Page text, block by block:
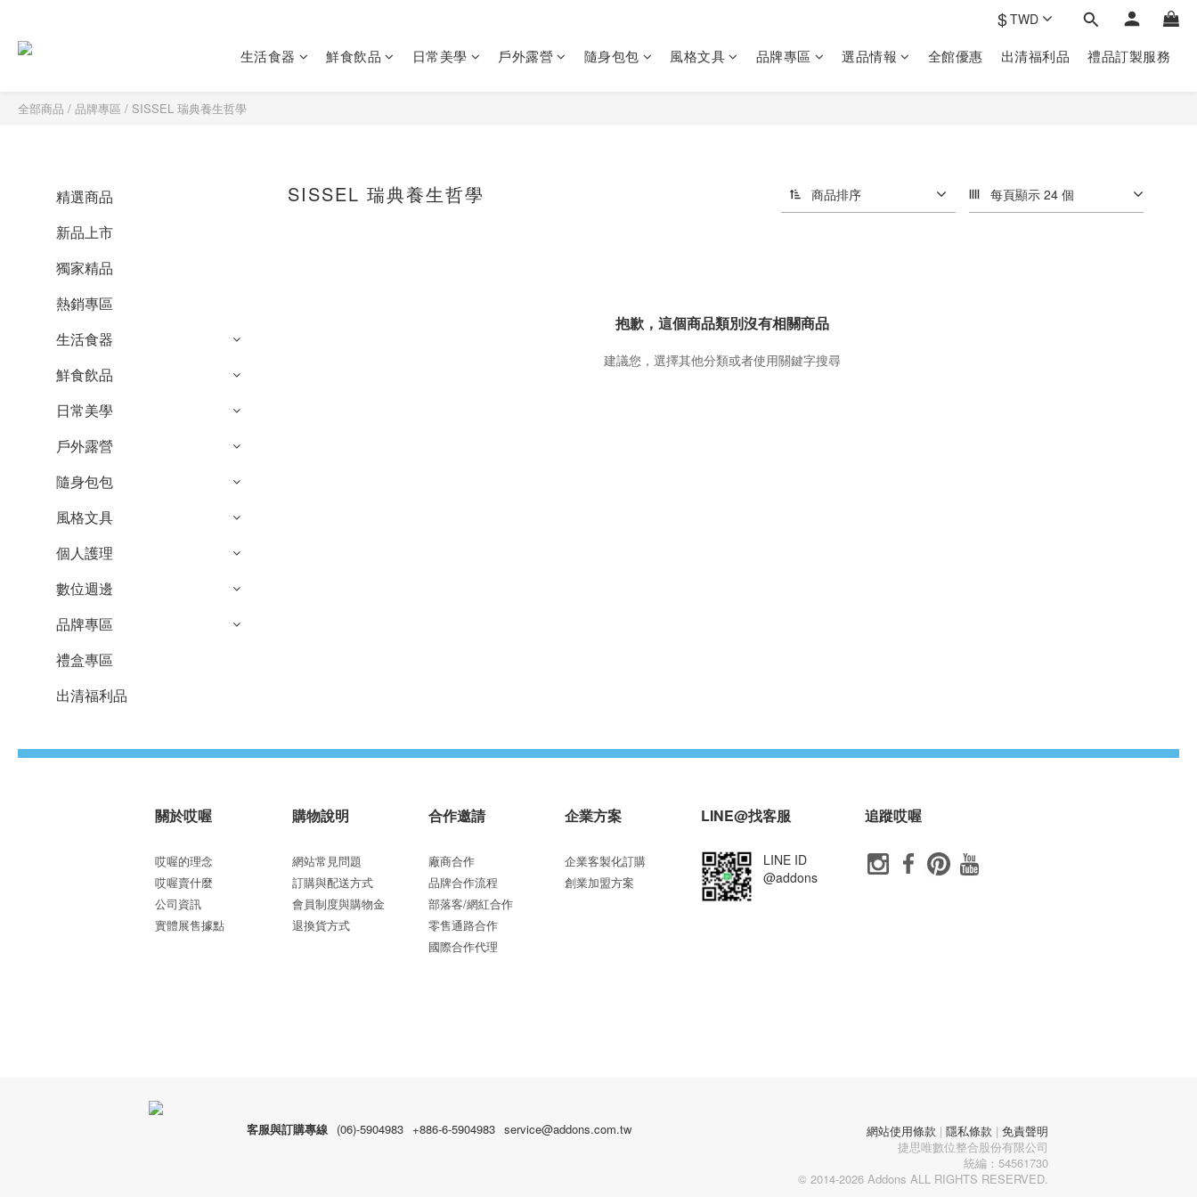
$TWD
生活食器 鮮食飲品 日常美學 戶外露營 隨身包包 風格文具 品牌專區 選品情報 全館優惠 出清福利品 禮品訂製‎服務
全部商品 / 品牌專區 / SISSEL 瑞典養生哲學
精選商品
新品上市
獨家精品
熱銷專區
生活食器
鮮食飲品
日常美學
戶外露營
隨身包包
風格文具
個人護理
數位週邊
品牌專區
禮盒專區
出清福利品
SISSEL 瑞典養生哲學 商品排序 每頁顯示 24 個
抱歉，這個商品類別沒有相關商品
建議您，選擇其他分類或者使用關鍵字搜尋
關於哎喔
哎喔的理念
哎喔賣什麼
公司資訊
實體展售據點
購物說明
網站常見問題
訂購與配送方式
會員制度與購物金
退換貨方式
合作邀請
廠商合作
品牌合作流程
部落客/網紅合作
零售通路合作
國際合作代理
企業方案
企業客製化訂購
創業加盟方案
LINE@找客服
LINE ID
@addons
追蹤哎喔
客服與訂購專線 (06)-5904983 +886-6-5904983 service@addons.com.tw 網站使用條款 | 隱私條款 | 免責聲明
捷思唯數位整合股份有限公司
統編：54561730
© 2014-2026 Addons ALL RIGHTS RESERVED.